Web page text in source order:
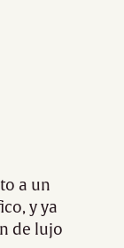
a un
y ya
de lujo